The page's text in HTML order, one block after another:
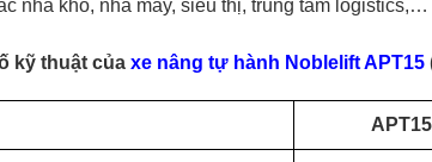
nhà kho, nhà máy, siêu thị, trung tâm logistics,…
kỹ thuật của xe nâng tự hành Noblelift APT15
APT15